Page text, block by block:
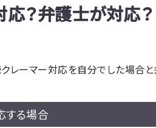
応？弁護士が対応？
クレーマー対応を自分でした場合
する場合